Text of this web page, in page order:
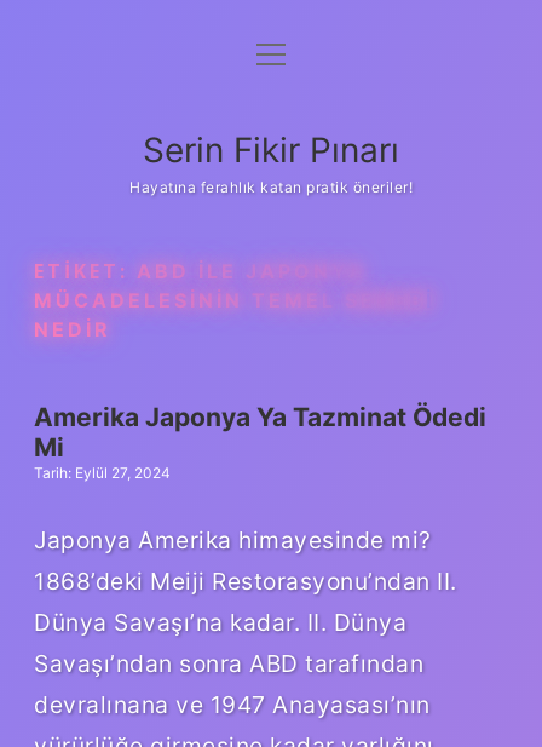
Gizlilik Politikası
Yasal Uyarı
menüyü
Serin Fikir Pınarı
Hayatına ferahlık katan pratik öneriler!
ETIKET: ABD ILE JAPONYA
MÜCADELESININ TEMEL SEBEBI
NEDIR
Amerika Japonya Ya Tazminat Ödedi
Mi
Tarih: Eylül 27, 2024
Japonya Amerika himayesinde mi?
1868’deki Meiji Restorasyonu’ndan II.
Dünya Savaşı’na kadar. II. Dünya
Savaşı’ndan sonra ABD tarafından
devralınana ve 1947 Anayasası’nın